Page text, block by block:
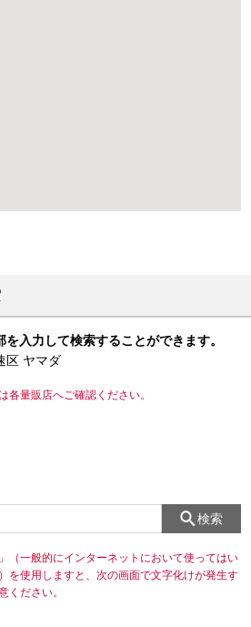
入力して検索することができます。
区 ヤマダ
各量販店へご確認ください。
検索
（一般的にインターネットにおいて使ってはい
を使用しますと、次の画面で文字化けが発生す
ください。